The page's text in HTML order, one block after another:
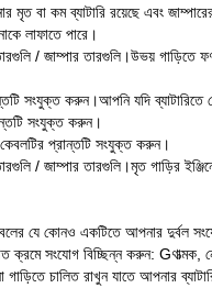
কম ব্যাটারি রয়েছে এবং
লাফাতে পারে।
/ জাম্পার তারগুলি।উভয় গাড়িতে
সংযুক্ত করুন।আপনি যদি
সংযুক্ত করুন।
কেবলটির প্রান্তটি সংযুক্ত করুন।
/ জাম্পার তারগুলি।মৃত গাড়ির
যে কোনও একটিতে আপনার দুর্বল
ক্রমে সংযোগ বিচ্ছিন্ন করুন: Gণাত্মক,
চালিত রাখুন যাতে আপনার